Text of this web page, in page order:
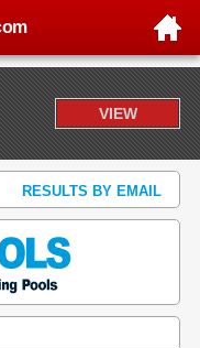
VIEW
RESULTS BY EMAIL